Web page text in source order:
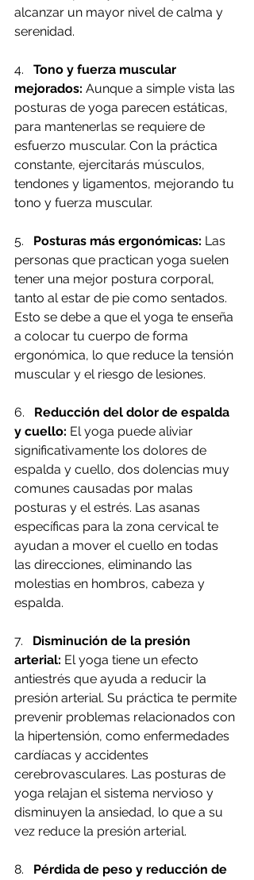
alcanzar un mayor nivel de calma y
serenidad.
4. Tono y fuerza muscular
mejorados: Aunque a simple vista las
posturas de yoga parecen estáticas,
para mantenerlas se requiere de
esfuerzo muscular. Con la práctica
constante, ejercitarás músculos,
tendones y ligamentos, mejorando tu
tono y fuerza muscular.
5. Posturas más ergonómicas: Las
personas que practican yoga suelen
tener una mejor postura corporal,
tanto al estar de pie como sentados.
Esto se debe a que el yoga te enseña
a colocar tu cuerpo de forma
ergonómica, lo que reduce la tensión
muscular y el riesgo de lesiones.
6. Reducción del dolor de espalda
y cuello: El yoga puede aliviar
significativamente los dolores de
espalda y cuello, dos dolencias muy
comunes causadas por malas
posturas y el estrés. Las asanas
específicas para la zona cervical te
ayudan a mover el cuello en todas
las direcciones, eliminando las
molestias en hombros, cabeza y
espalda.
7. Disminución de la presión
arterial: El yoga tiene un efecto
antiestrés que ayuda a reducir la
presión arterial. Su práctica te permite
prevenir problemas relacionados con
la hipertensión, como enfermedades
cardíacas y accidentes
cerebrovasculares. Las posturas de
yoga relajan el sistema nervioso y
disminuyen la ansiedad, lo que a su
vez reduce la presión arterial.
8. Pérdida de peso y reducción de